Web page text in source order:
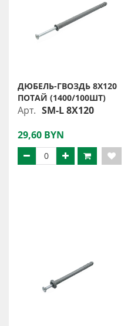
ДЮБЕЛЬ-ГВОЗДЬ 8X120
ПОТАЙ (1400/100ШТ)
Арт. SM-L 8X120
29,60 BYN